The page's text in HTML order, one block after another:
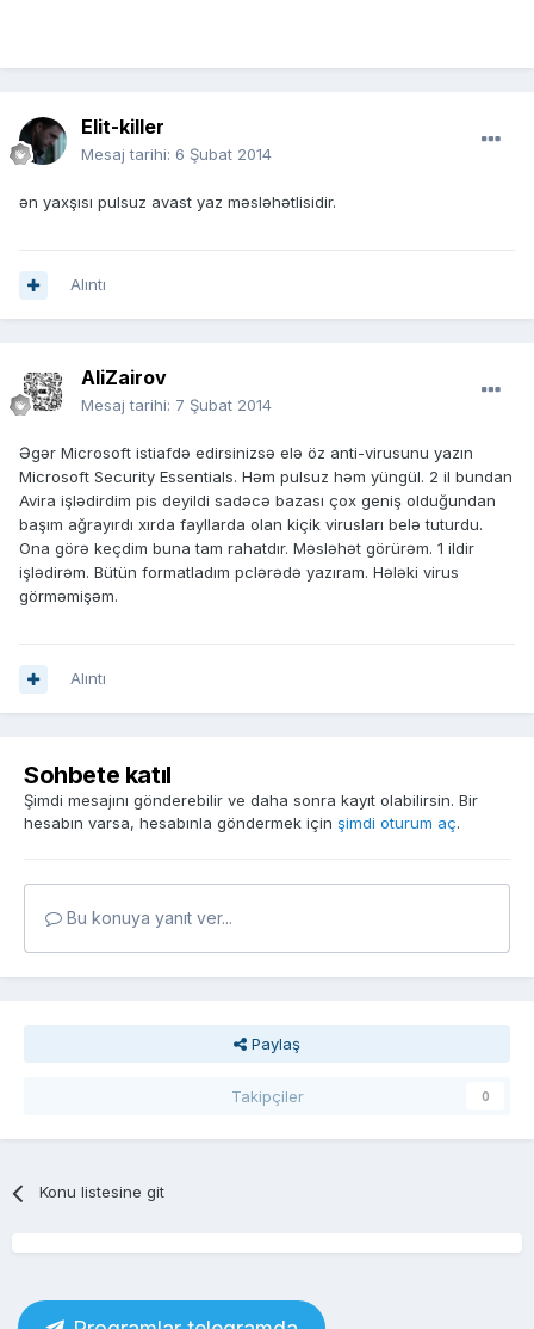
Elit-killer
Mesaj tarihi: 6 Şubat 2014
ən yaxşısı pulsuz avast yaz məsləhətlisidir.
Alıntı
AliZairov
Mesaj tarihi: 7 Şubat 2014
Əgər Microsoft istiafdə edirsinizsə elə öz anti-virusunu yazın
Microsoft Security Essentials. Həm pulsuz həm yüngül. 2 il bundan
Avira işlədirdim pis deyildi sadəcə bazası çox geniş olduğundan
başım ağrayırdı xırda fayllarda olan kiçik virusları belə tuturdu.
Ona görə keçdim buna tam rahatdır. Məsləhət görürəm. 1 ildir
işlədirəm. Bütün formatladım pclərədə yazıram. Hələki virus
görməmişəm.
Alıntı
Sohbete katıl
Şimdi mesajını gönderebilir ve daha sonra kayıt olabilirsin. Bir
hesabın varsa, hesabınla göndermek için şimdi oturum aç.
Bu konuya yanıt ver...
Paylaş
Takipçiler 0
Konu listesine git